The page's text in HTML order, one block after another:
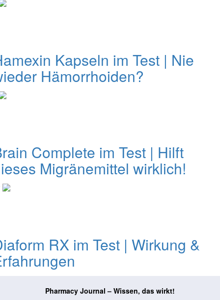
Kapseln im Test | Nie
Hämorrhoiden?
Complete im Test | Hilft
Migränemittel wirklich!
RX im Test | Wirkung &
Pharmacy Journal – Wissen, das wirkt!